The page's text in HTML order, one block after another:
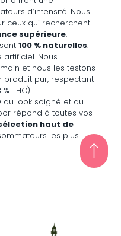
d’intensité. Nous
ceux qui recherchent
supérieure.
100 % naturelles.
artificiel. Nous
et nous les testons
produit pur, respectant
% THC).
au look soigné et au
répond à toutes vos
haut de
les plus